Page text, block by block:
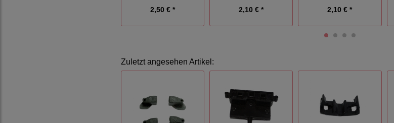
2,50 € * 2,10 € * 2,10 € *
Zuletzt angesehen Artikel: